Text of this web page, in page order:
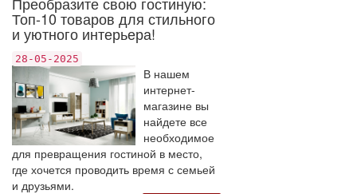
Топ-10 товаров для стильного
и уютного интерьера!
28-05-2025
В нашем
интернет-
магазине вы
найдете все
необходимое
для превращения гостиной в место,
где хочется проводить время с семьей
и друзьями.